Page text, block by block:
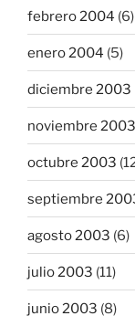
febrero 2004 (6)
enero 2004 (5)
diciembre 2003
noviembre 2003
octubre 2003
septiembre
agosto 2003 (6)
julio 2003 (11)
junio 2003 (8)